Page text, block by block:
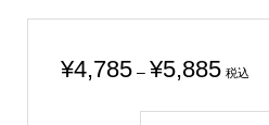
¥4,785 – ¥5,885価
税込